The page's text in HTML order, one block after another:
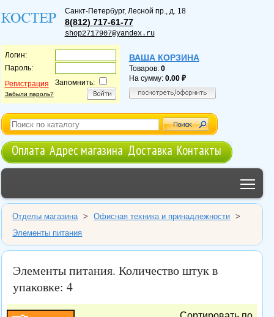
Санкт-Петербург, Лесной пр., д. 18
8(812) 717-61-77
shop2717907@yandex.ru
Логин:
Пароль:
Регистрация
Забыли пароль?
Запомнить:
ВАША КОРЗИНА
Товаров: 0
На сумму: 0.00
Оплата Адрес магазина Доставка Контакты
Отделы магазина > Офисная техника и принадлежности
>
Элементы питания
Элементы питания. Количество штук в
упаковке: 4